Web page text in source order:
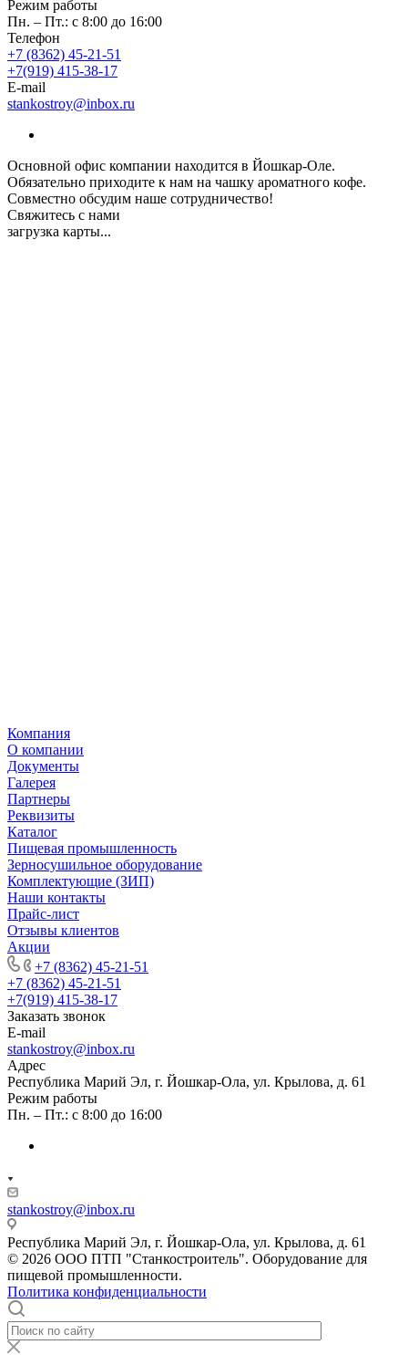
Режим работы
Пн. – Пт.: с 8:00 до 16:00
Телефон
+7 (8362) 45-21-51
+7(919) 415-38-17
E-mail
stankostroy@inbox.ru
Основной офис компании находится в Йошкар-Оле.
Обязательно приходите к нам на чашку ароматного кофе.
Совместно обсудим наше сотрудничество!
Свяжитесь с нами
загрузка карты...
Компания
О компании
Документы
Галерея
Партнеры
Реквизиты
Каталог
Пищевая промышленность
Зерносушильное оборудование
Комплектующие (ЗИП)
Наши контакты
Прайс-лист
Отзывы клиентов
Акции
+7 (8362) 45-21-51
+7 (8362) 45-21-51
+7(919) 415-38-17
Заказать звонок
E-mail
stankostroy@inbox.ru
Адрес
Республика Марий Эл, г. Йошкар-Ола, ул. Крылова, д. 61
Режим работы
Пн. – Пт.: с 8:00 до 16:00
stankostroy@inbox.ru
Республика Марий Эл, г. Йошкар-Ола, ул. Крылова, д. 61
© 2026 ООО ПТП "Станкостроитель". Оборудование для
пищевой промышленности.
Политика конфиденциальности